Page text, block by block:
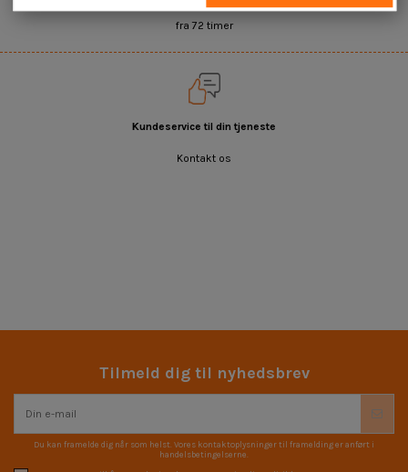
fra 72 timer
Kundeservice til din tjeneste
Kontakt os
Tilmeld dig til nyhedsbrev
Du kan framelde dig når som helst. Vores kontaktoplysninger til framelding er anført i
handelsbetingelserne.